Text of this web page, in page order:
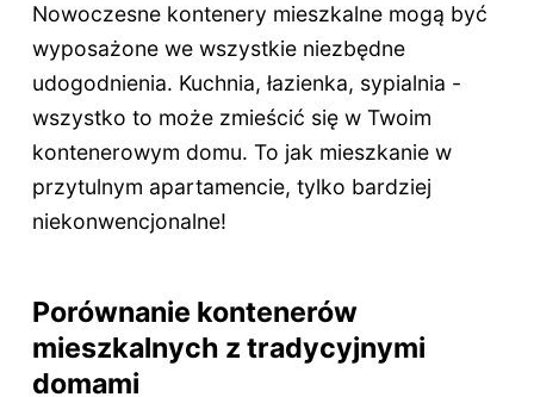
Nowoczesne kontenery mieszkalne mogą być
wyposażone we wszystkie niezbędne
udogodnienia. Kuchnia, łazienka, sypialnia -
wszystko to może zmieścić się w Twoim
kontenerowym domu. To jak mieszkanie w
przytulnym apartamencie, tylko bardziej
niekonwencjonalne!
Porównanie kontenerów
mieszkalnych z tradycyjnymi
domami